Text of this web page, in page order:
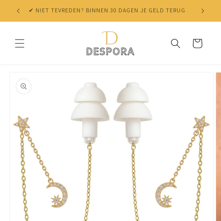
Skip to
content
✔ NIET TEVREDEN? BINNEN 30 DAGEN JE GELD TERUG
Cart
product
information